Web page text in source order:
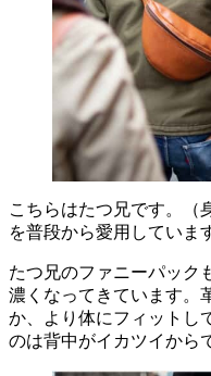
こちらはたつ兄です。（
を普段から愛用していま
たつ兄のファニーパック
濃くなってきています。
か、より体にフィットし
のは背中がイカツイから